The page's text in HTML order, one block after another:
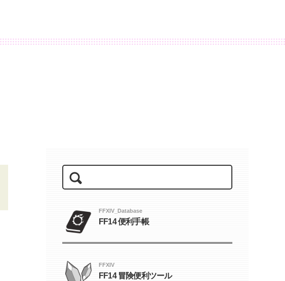
FFXIV_Database
FF14 便利手帳
FFXIV
FF14 冒険便利ツール